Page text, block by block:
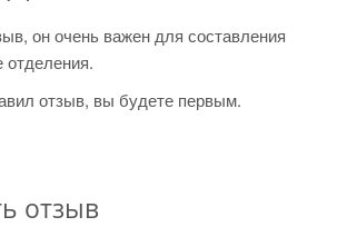
он очень важен для составления
отделения.
отзыв, вы будете первым.
отзыв